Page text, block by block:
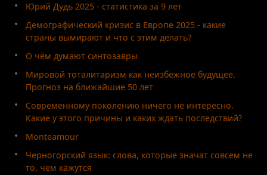
Юрий Дудь 2025 - статистика за 9 лет
Демографический кризис в Европе 2025 - какие
страны вымирают и что с этим делать?
О чём думают синтозавры
Мировой тоталитаризм как неизбежное будущее.
Прогноз на ближайшие 50 лет
Современному поколению ничего не интересно.
Какие у этого причины и каких ждать последствий?
Monteamour
Черногорский язык: слова, которые значат совсем не
то, чем кажутся